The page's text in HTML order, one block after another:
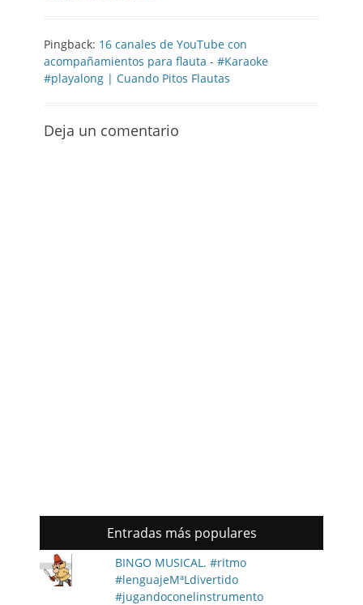
Pingback: 16 canales de YouTube con
acompañamientos para flauta - #Karaoke
#playalong | Cuando Pitos Flautas
Deja un comentario
Entradas más populares
BINGO MUSICAL. #ritmo
#lenguajeMªLdivertido
#jugandoconelinstrumento